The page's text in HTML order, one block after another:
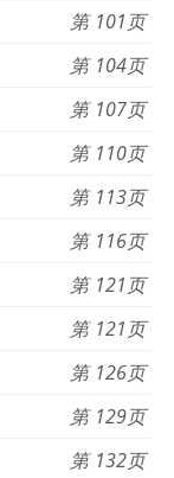
101
104
107
110
113
116
121
121
126
129
132